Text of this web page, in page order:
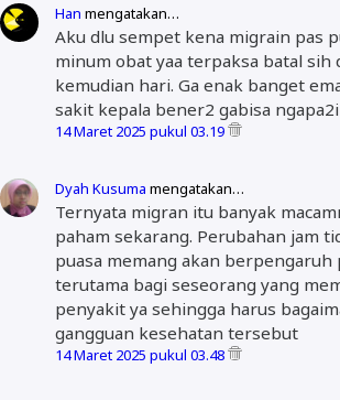
Han mengatakan…
Aku dlu sempet kena migrain pas
minum obat yaa terpaksa batal sih
kemudian hari. Ga enak banget
sakit kepala bener2 gabisa
14 Maret 2025 pukul 03.19
Dyah Kusuma mengatakan…
Ternyata migran itu banyak
paham sekarang. Perubahan jam
puasa memang akan berpengaruh
terutama bagi seseorang yang
penyakit ya sehingga harus
gangguan kesehatan tersebut
14 Maret 2025 pukul 03.48